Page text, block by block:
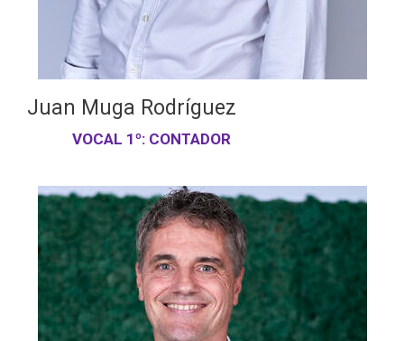
Juan Muga Rodríguez
VOCAL 1º: CONTADOR